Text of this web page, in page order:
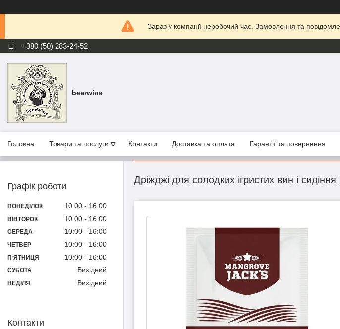
Зараз у компанії неробочий час. Замовлення та
+380 (50) 283-24-52
beerwine
Головна Товари та послуги Контакти Доставка та оплата Гарантії та повернення
Дріжджі для солодких ігристих вин і
Графік роботи
ПОНЕДІЛОК 10:00 16:00
ВІВТОРОК 10:00 16:00
СЕРЕДА 10:00 16:00
ЧЕТВЕР 10:00 16:00
ПʼЯТНИЦЯ 10:00 16:00
СУБОТА Вихідний
НЕДІЛЯ Вихідний
Контакти